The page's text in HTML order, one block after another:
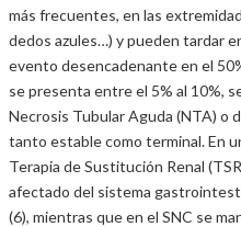
más frecuentes, en las
dedos azules…) y pueden tardar
evento desencadenante en el
se presenta entre el 5% al 10%,
Necrosis Tubular Aguda (NTA) o
tanto estable como terminal. En
Terapia de Sustitución Renal
afectado del sistema
(6), mientras que en el SNC se